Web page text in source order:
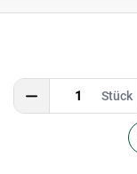
Stück